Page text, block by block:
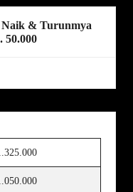
& Turunmya
50.000